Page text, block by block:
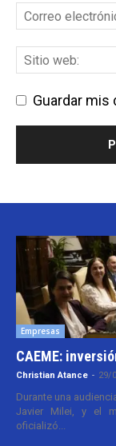
Guardar mis
Empresas
CAEME:
Christian Atance - 29/
Durante una
Javier Milei, y el
oficializó...